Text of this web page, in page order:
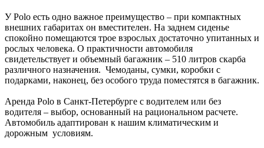
У Polo есть одно важное преимущество – при компактных
внешних габаритах он вместителен. На заднем сиденье
спокойно помещаются трое взрослых достаточно упитанных и
рослых человека. О практичности автомобиля
свидетельствует и объемный багажник – 510 литров скарба
различного назначения. Чемоданы, сумки, коробки с
подарками, наконец, без особого труда поместятся в багажник.
Аренда Polo в Санкт-Петербурге с водителем или без
водителя – выбор, основанный на рациональном расчете.
Автомобиль адаптирован к нашим климатическим и
дорожным условиям.